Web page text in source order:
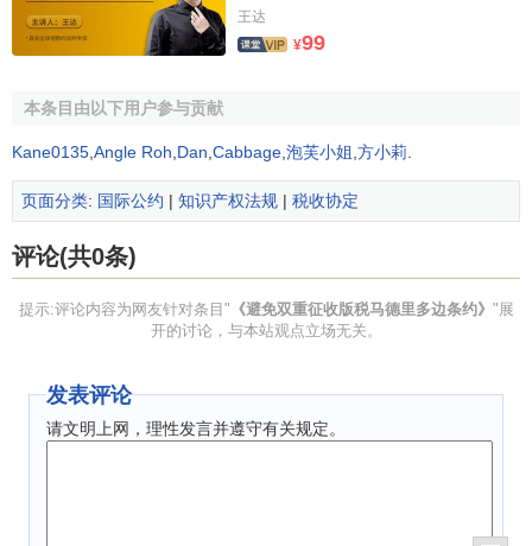
2.但是，本公约不得用来包括根据首先应当支付版权使
用费的缔约国国内版权法的规定，因利用电影作品或利用类
使用费付给此类作品的制作者或他们的继承人或权利继承
3.除涉及“延续权”而支付的款项外，在本公约中，下列款
项不得视为版权使用费：因购买、租用、借用或以任何其他
项即使此种款项的金额系参照应付版权使用费而确定，或版
权使用费系全部或部分按上述款金额所确定。当作品的物质
产品权利作为转让使用该作品的版权的附属物
费。
4.在涉及“延续权”而支付款项的情况下，以及在本条第三
王达
¥99
本条目由以下用户参与贡献
Kane0135 Angle Roh Dan Cabbage 泡芙小姐 方小莉
页面分类: 国际公约 | 知识产权法规 | 税收协定
评论(共0条)
提示:评论内容为网友针对条目" 《避免双重征收版税马德里多边条约》 "展
开的讨论，与本站观点立场无关。
发表评论
请文明上网，理性发言并遵守有关规定。